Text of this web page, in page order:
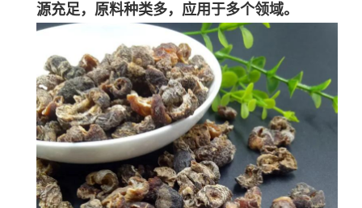
源充足，原料种类多，应用于多个领域。